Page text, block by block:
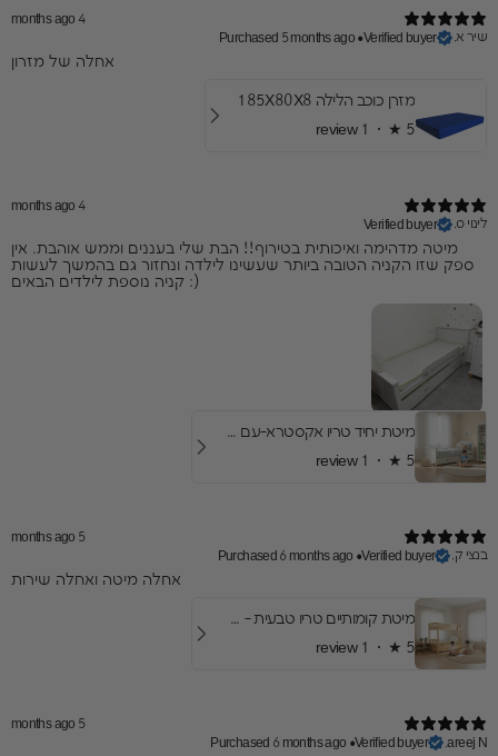
4 months ago
שיר א.
Verified buyer
•
Purchased 5 months ago
אחלה של מזרון
מזרן כוכב הלילה 185X80X8
5
★ ·
1 review
4 months ago
לינוי ס.
Verified buyer
מיטה מדהימה ואיכותית בטירוף!! הבת שלי בעננים וממש אוהבת. אין
ספק שזו הקניה הטובה ביותר שעשינו לילדה ונחזור גם בהמשך לעשות
קניה נוספת לילדים הבאים :)
מיטת יחיד טריו אקסטרא-עם מיטת חבר ומגירות
5
★ ·
1 review
5 months ago
בנצי ק.
Verified buyer
•
Purchased 6 months ago
​אחלה מיטה ואחלה שירות
מיטת קומותיים טריו טבעית - עם שתי מיטות חבר
5
★ ·
1 review
5 months ago
areej N.
Verified buyer
•
Purchased 6 months ago